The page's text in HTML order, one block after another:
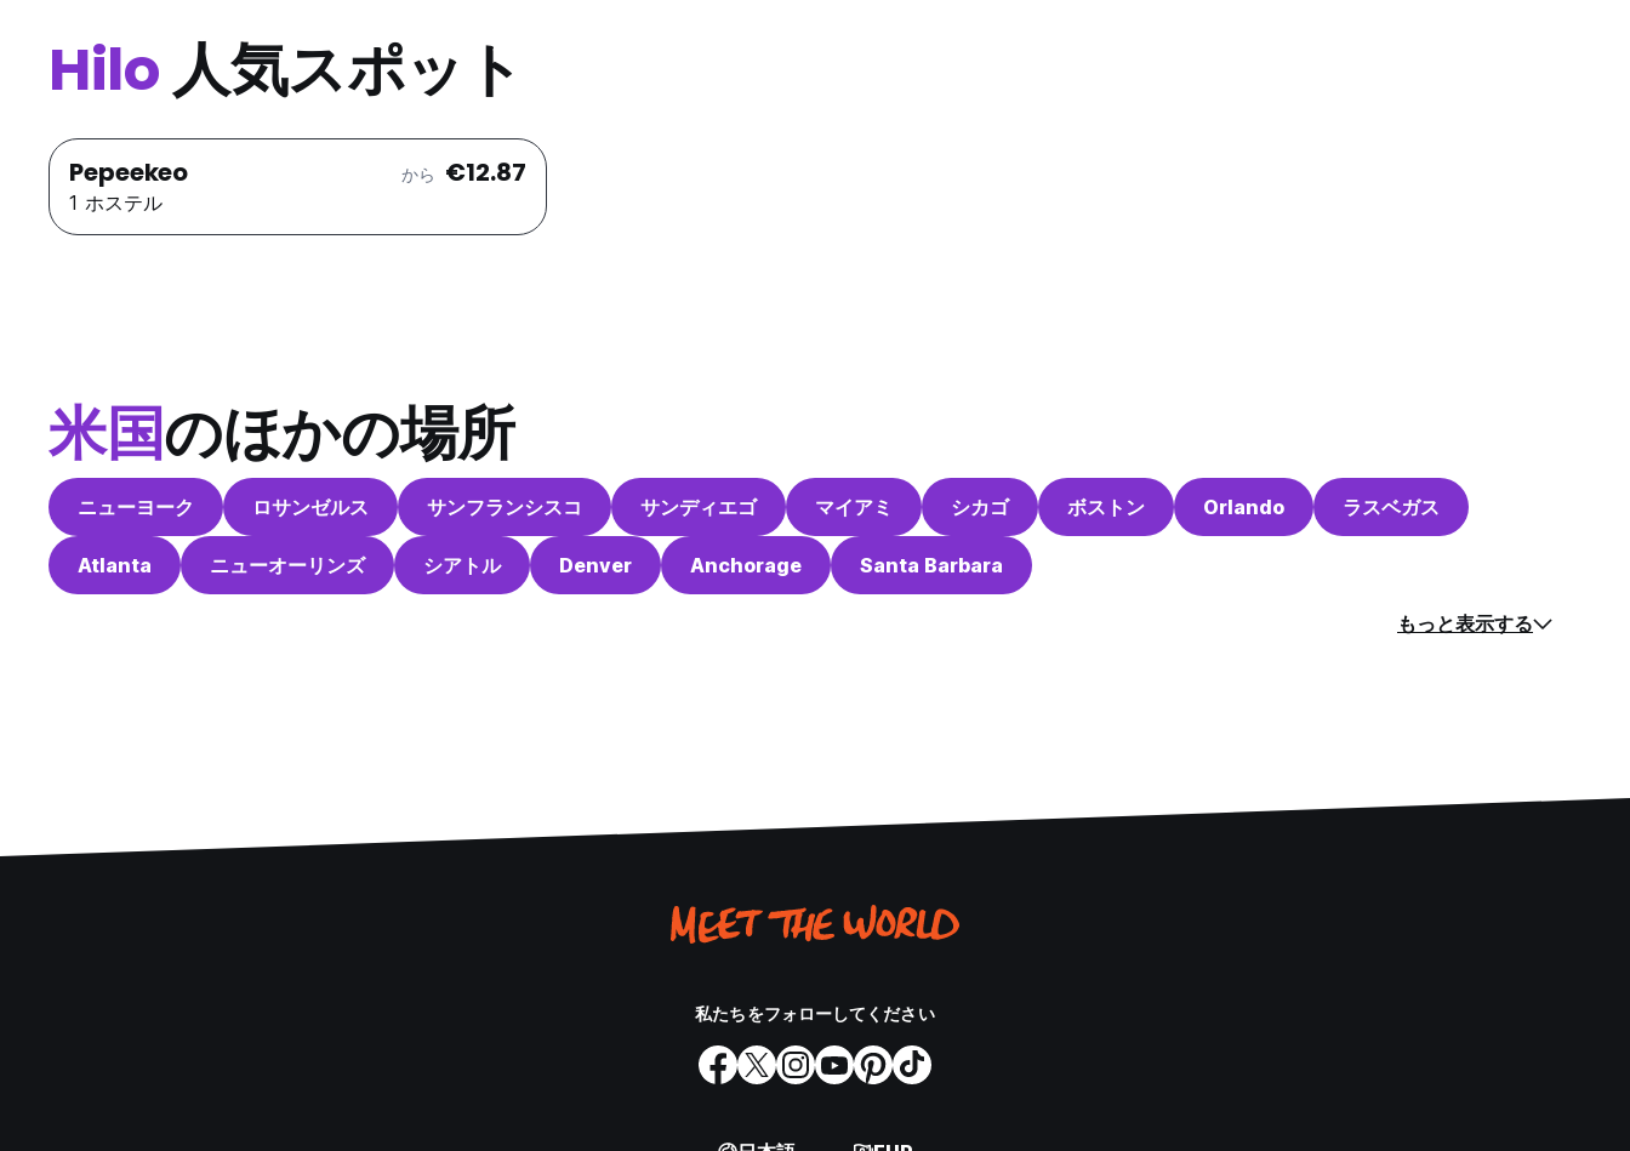
Hilo人気スポット
Pepeekeo から €12.87
1 ホステル
米国のほかの場所
ニューヨーク ロサンゼルス サンフランシスコ サンディエゴ マイアミ シカゴ ボストン Orlando ラスベガス
Atlanta ニューオーリンズ シアトル Denver Anchorage Santa Barbara
もっと表示する
私たちをフォローしてください